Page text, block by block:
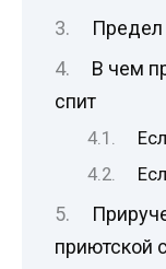
Предел
В чем
спит
приютской